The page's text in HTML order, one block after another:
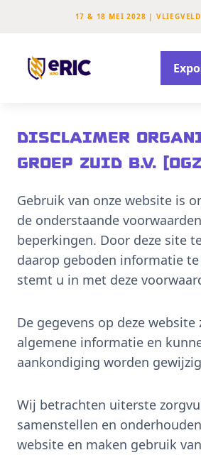
17 & 18 MEI 2028 | VLIEGVELD
DISCLAIMER
GROEP ZUID B.V.
Gebruik van onze website is
de onderstaande
beperkingen. Door deze site
daarop geboden informatie
stemt u in met deze
De gegevens op deze
algemene informatie en
aankondiging worden
Wij betrachten uiterste
samenstellen en
website en maken gebruik